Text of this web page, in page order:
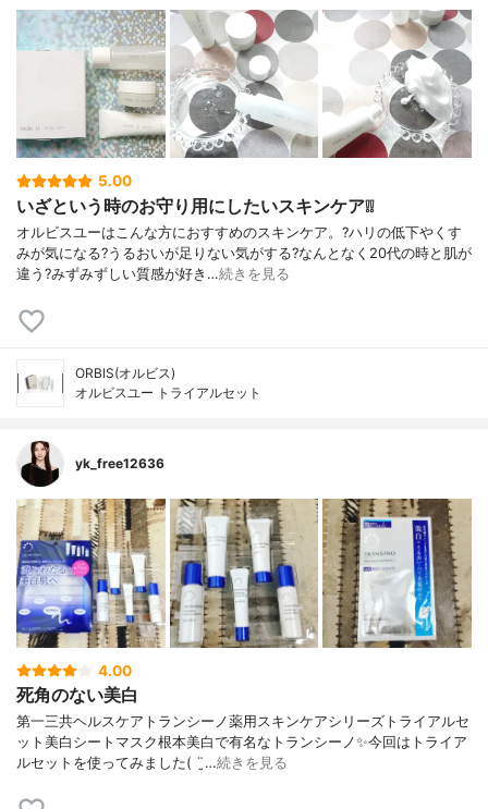
5.00
いざという時のお守り用にしたいスキンケア❕❕
オルビスユーはこんな方におすすめのスキンケア。?ハリの低下やくす
みが気になる?うるおいが足りない気がする?なんとなく20代の時と肌が
違う?みずみずしい質感が好き…続きを見る
ORBIS(オルビス)
オルビスユー トライアルセット
yk_free12636
4.00
死角のない美白
第一三共ヘルスケアトランシーノ薬用スキンケアシリーズトライアルセ
ット美白シートマスク根本美白で有名なトランシーノ✨今回はトライア
ルセットを使ってみました( ¨̮…続きを見る